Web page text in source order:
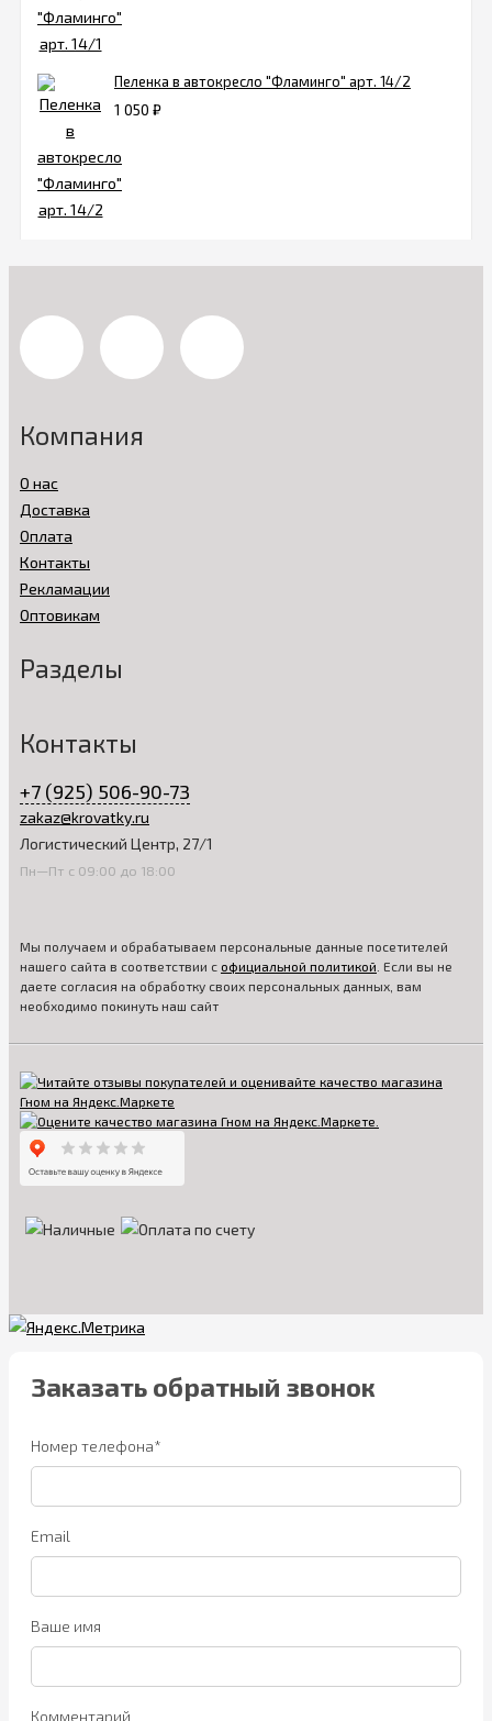
Пеленка в автокресло "Фламинго" арт. 14/2
1 050 ₽
Компания
О нас
Доставка
Оплата
Контакты
Рекламации
Оптовикам
Разделы
Контакты
+7 (925) 506-90-73
zakaz@krovatky.ru
Логистический Центр, 27/1
Пн—Пт с 09:00 до 18:00
Мы получаем и обрабатываем персональные данные посетителей
нашего сайта в соответствии с официальной политикой . Если вы не
даете согласия на обработку своих персональных данных, вам
необходимо покинуть наш сайт
Заказать обратный звонок
Номер телефона*
Email
Ваше имя
Комментарий